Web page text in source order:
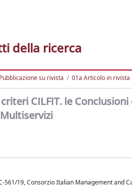
della ricerca
su rivista 01a Articolo in rivista
CILFIT. le
19, Consorzio Italian Management and